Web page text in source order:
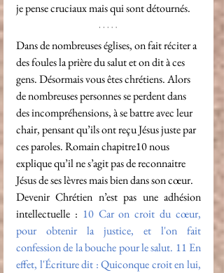
je pense cruciaux mais qui sont détournés.
Dans de nombreuses églises, on fait réciter a
des foules la prière du salut et on dit à ces
gens. Désormais vous êtes chrétiens. Alors
de nombreuses personnes se perdent dans
des incompréhensions, à se battre avec leur
chair, pensant qu’ils ont reçu Jésus juste par
ces paroles. Romain chapitre10 nous
explique qu’il ne s’agit pas de reconnaitre
Jésus de ses lèvres mais bien dans son cœur.
Devenir Chrétien n’est pas une adhésion
intellectuelle : 10 Car on croit du cœur,
pour obtenir la justice, et l'on fait
confession de la bouche pour le salut. 11 En
effet, l'Écriture dit : Quiconque croit en lui,